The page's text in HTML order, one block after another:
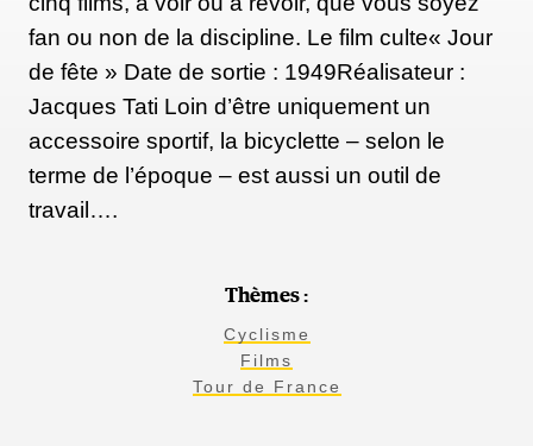
fan ou non de la discipline. Le film culte« Jour
de fête » Date de sortie : 1949Réalisateur :
Jacques Tati Loin d’être uniquement un
accessoire sportif, la bicyclette – selon le
terme de l’époque – est aussi un outil de
travail….
Thèmes :
Cyclisme
Films
Tour de France